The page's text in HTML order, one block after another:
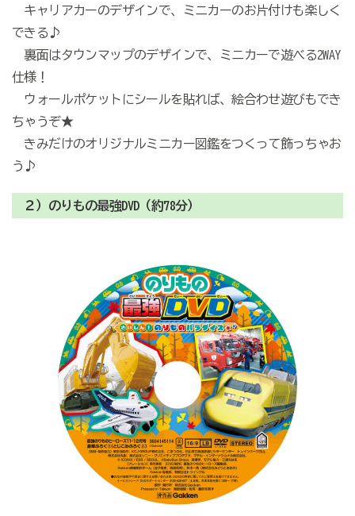
キャリアカーのデザインで、ミニカーのお片付けも楽しく
できる♪
裏面はタウンマップのデザインで、ミニカーで遊べる2WAY
仕様！
ウォールポケットにシールを貼れば、絵合わせ遊びもでき
ちゃうぞ★
きみだけのオリジナルミニカー図鑑をつくって飾っちゃお
う♪
２）のりもの最強DVD（約78分）